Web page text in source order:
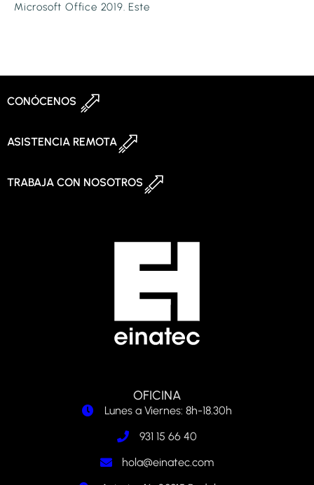
Microsoft Office 2019. Este
CONÓCENOS
ASISTENCIA REMOTA
TRABAJA CON NOSOTROS
OFICINA
Lunes a Viernes: 8h-18.30h
931 15 66 40
hola@einatec.com